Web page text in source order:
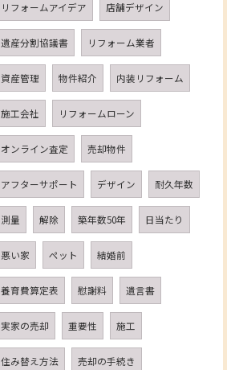
リフォームアイデア 店舗デザイン
遺産分割協議書 リフォーム業者
資産管理 物件紹介 内装リフォーム
施工会社 リフォームローン
オンライン査定 売却物件
アフターサポート デザイン 耐久年数
測量 解除 築年数50年 日当たり
悪い家 ペット 結婚前
養育費算定表 慰謝料 遺言書
実家の売却 重要性 施工
住み替え方法 売却の手続き